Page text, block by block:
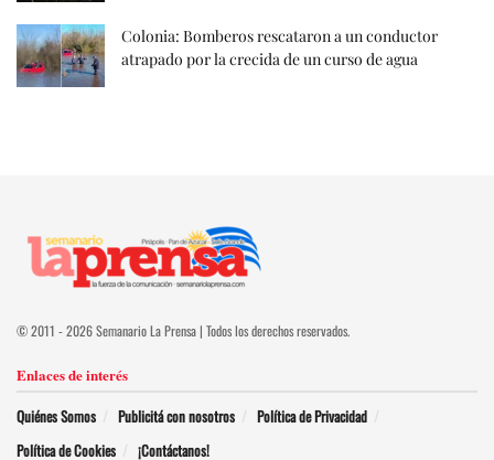
Colonia: Bomberos rescataron a un conductor
atrapado por la crecida de un curso de agua
© 2011 - 2026 Semanario La Prensa | Todos los derechos reservados.
Enlaces de interés
Quiénes Somos Publicitá con nosotros
Política de Privacidad
Política de Cookies
¡Contáctanos!